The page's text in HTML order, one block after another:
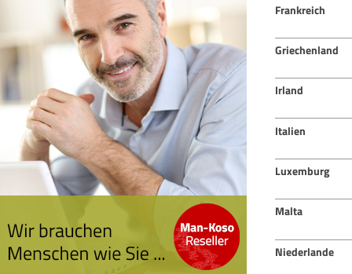
Frankreich
Griechenland
Irland
Italien
Luxemburg
Malta
Niederlande